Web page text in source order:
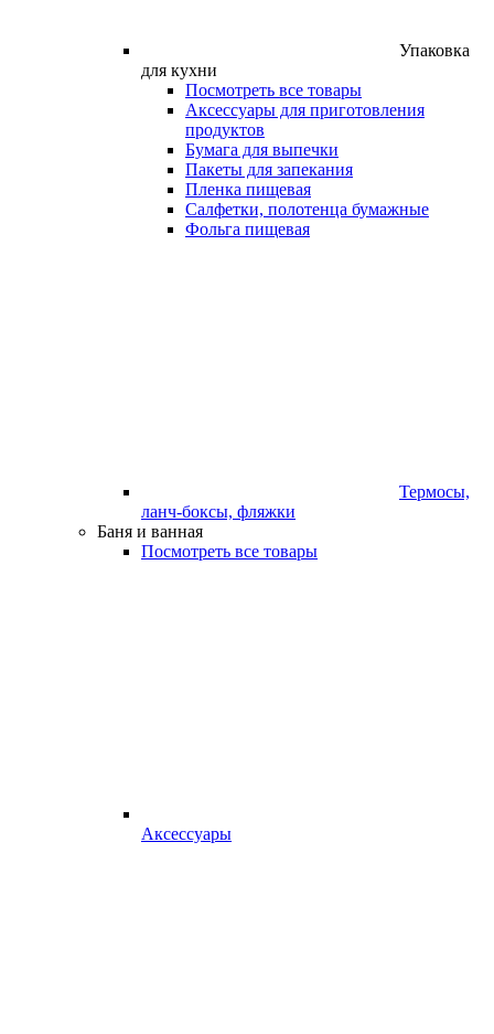
Упаковка
для кухни
Посмотреть все товары
Аксессуары для приготовления
продуктов
Бумага для выпечки
Пакеты для запекания
Пленка пищевая
Салфетки, полотенца бумажные
Фольга пищевая
Термосы,
ланч-боксы, фляжки
Баня и ванная
Посмотреть все товары
Аксессуары